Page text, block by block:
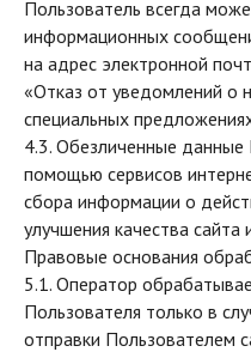
Пользователь всегда
информационных
на адрес электронной п
«Отказ от уведомлений о
специальных
4.3. Обезличенные
помощью сервисов
сбора информации о
улучшения качества сайта
Правовые основания
5.1. Оператор
Пользователя только в
отправки Пользователем